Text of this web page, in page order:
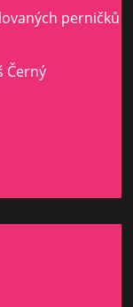
perničků
Černý